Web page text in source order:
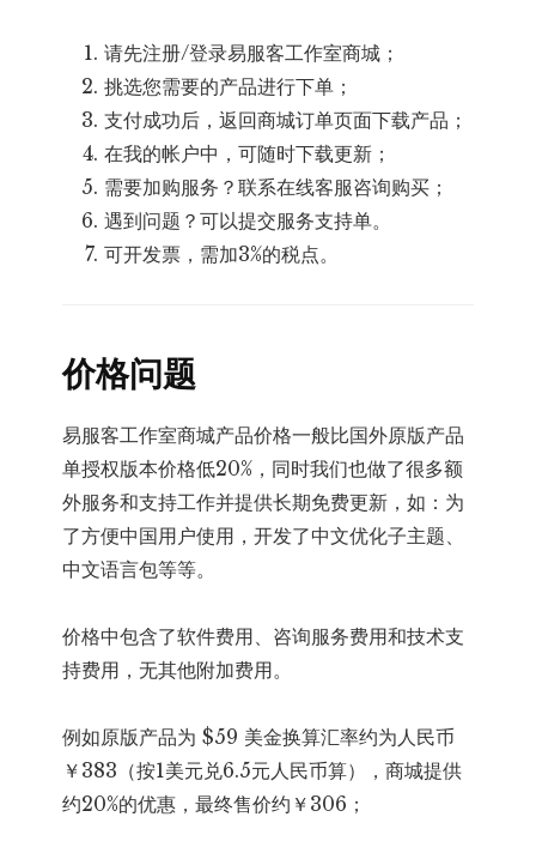
请先注册/登录易服客工作室商城；
挑选您需要的产品进行下单；
支付成功后，返回商城订单页面下载产品；
在我的帐户中，可随时下载更新；
需要加购服务？联系在线客服咨询购买；
遇到问题？可以提交服务支持单。
可开发票，需加3%的税点。
价格问题
易服客工作室商城产品价格一般比国外原版产品
单授权版本价格低20%，同时我们也做了很多额
外服务和支持工作并提供长期免费更新，如：为
了方便中国用户使用，开发了中文优化子主题、
中文语言包等等。
价格中包含了软件费用、咨询服务费用和技术支
持费用，无其他附加费用。
例如原版产品为 $59 美金换算汇率约为人民币
￥383（按1美元兑6.5元人民币算），商城提供
约20%的优惠，最终售价约￥306；